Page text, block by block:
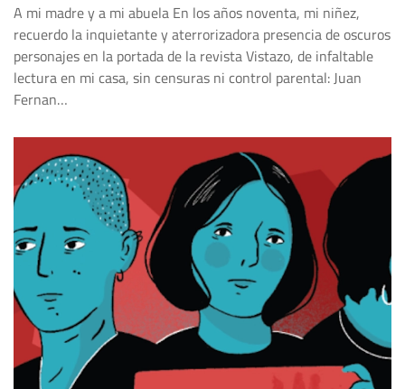
A mi madre y a mi abuela En los años noventa, mi niñez,
recuerdo la inquietante y aterrorizadora presencia de oscuros
personajes en la portada de la revista Vistazo, de infaltable
lectura en mi casa, sin censuras ni control parental: Juan
Fernan…